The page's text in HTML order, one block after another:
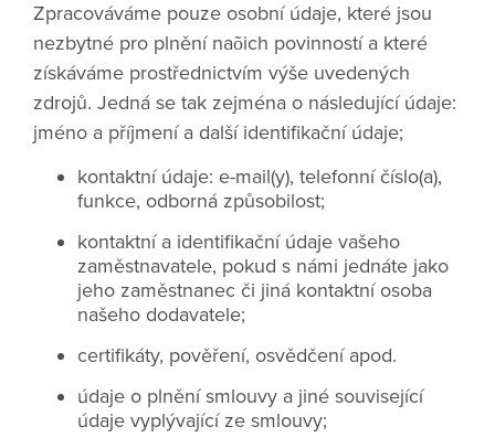
Zpracováváme pouze osobní údaje, které jsou
nezbytné pro plnění naõich povinností a které
získáváme prostřednictvím výše uvedených
zdrojů. Jedná se tak zejména o následující údaje:
jméno a příjmení a další identifikační údaje;
kontaktní údaje: e-mail(y), telefonní číslo(a),
funkce, odborná způsobilost;
kontaktní a identifikační údaje vašeho
zaměstnavatele, pokud s námi jednáte jako
jeho zaměstnanec či jiná kontaktní osoba
našeho dodavatele;
certifikáty, pověření, osvědčení apod.
údaje o plnění smlouvy a jiné související
údaje vyplývající ze smlouvy;